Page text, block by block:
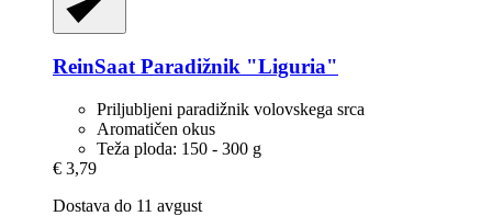
ReinSaat Paradižnik "Liguria"
Priljubljeni paradižnik volovskega srca
Aromatičen okus
Teža ploda: 150 - 300 g
€ 3,79
Dostava do 11 avgust